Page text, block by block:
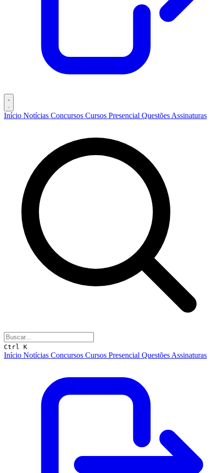
Início Notícias Concursos Cursos Presencial Questões Assinaturas
Ctrl K
Início Notícias Concursos Cursos Presencial Questões Assinaturas